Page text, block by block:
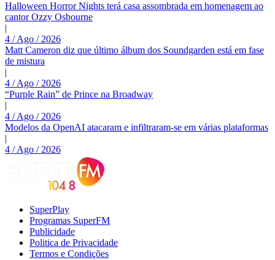
Halloween Horror Nights terá casa assombrada em homenagem ao
cantor Ozzy Osbourne
|
4 / Ago / 2026
Matt Cameron diz que último álbum dos Soundgarden está em fase
de mistura
|
4 / Ago / 2026
“Purple Rain” de Prince na Broadway
|
4 / Ago / 2026
Modelos da OpenAI atacaram e infiltraram-se em várias plataformas
|
4 / Ago / 2026
SuperPlay
Programas SuperFM
Publicidade
Politica de Privacidade
Termos e Condições